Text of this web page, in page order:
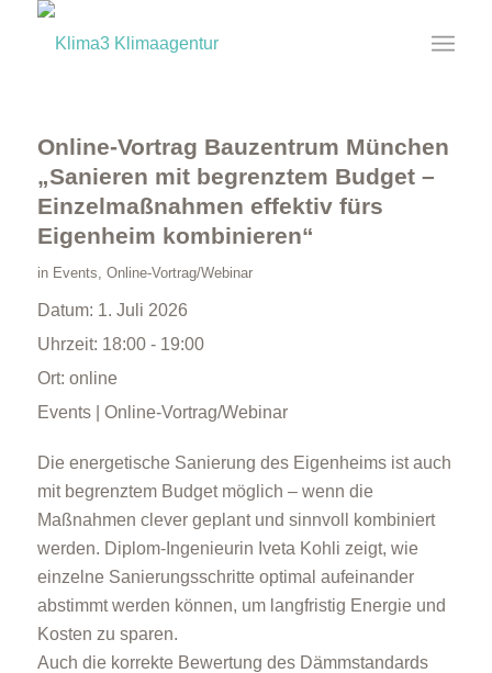
Online-Vortrag Bauzentrum München
„Sanieren mit begrenztem Budget –
Einzelmaßnahmen effektiv fürs
Eigenheim kombinieren“
in Events, Online-Vortrag/Webinar
Datum: 1. Juli 2026
Uhrzeit: 18:00 - 19:00
Ort: online
Events | Online-Vortrag/Webinar
Die energetische Sanierung des Eigenheims ist auch
mit begrenztem Budget möglich – wenn die
Maßnahmen clever geplant und sinnvoll kombiniert
werden. Diplom-Ingenieurin Iveta Kohli zeigt, wie
einzelne Sanierungsschritte optimal aufeinander
abstimmt werden können, um langfristig Energie und
Kosten zu sparen.
Auch die korrekte Bewertung des Dämmstandards